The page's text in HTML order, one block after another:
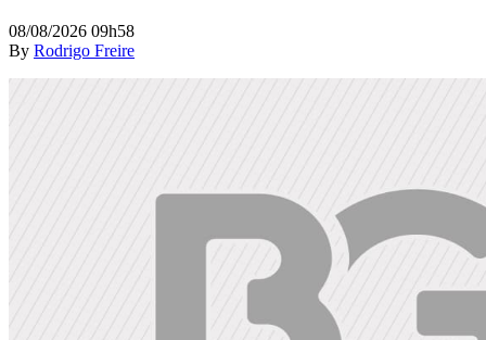
08/08/2026 09h58
By Rodrigo Freire